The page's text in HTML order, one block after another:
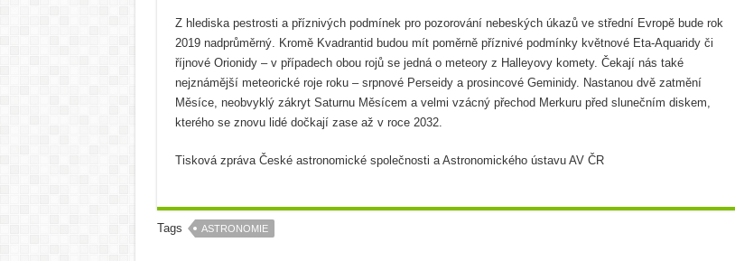
Z hlediska pestrosti a příznivých podmínek pro pozorování nebeských úkazů ve střední Evropě bude rok
2019 nadprůměrný. Kromě Kvadrantid budou mít poměrně příznivé podmínky květnové Eta-Aquaridy či
říjnové Orionidy – v případech obou rojů se jedná o meteory z Halleyovy komety. Čekají nás také
nejznámější meteorické roje roku – srpnové Perseidy a prosincové Geminidy. Nastanou dvě zatmění
Měsíce, neobvyklý zákryt Saturnu Měsícem a velmi vzácný přechod Merkuru před slunečním diskem,
kterého se znovu lidé dočkají zase až v roce 2032.
Tisková zpráva České astronomické společnosti a Astronomického ústavu AV ČR
Tags ASTRONOMIE